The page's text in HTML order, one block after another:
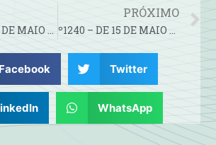
º1238 – DE 08 DE MAIO DE 2013
PRÓXIMO
º1240 – DE 15 DE MAIO DE 2013
Facebook Twitter
WhatsApp